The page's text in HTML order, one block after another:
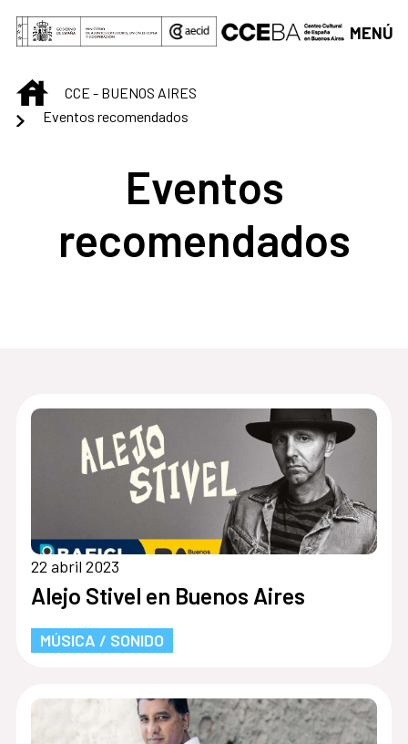
Saltar al contenido principal
MENÚ
INICIOCCE - BUENOS AIRES
Eventos recomendados
Eventos
recomendados
22 abril 2023
Alejo Stivel en Buenos Aires
MÚSICA / SONIDO